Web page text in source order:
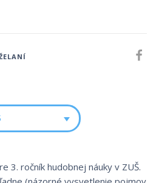
3. ročník hudobnej náuky v ZUŠ.